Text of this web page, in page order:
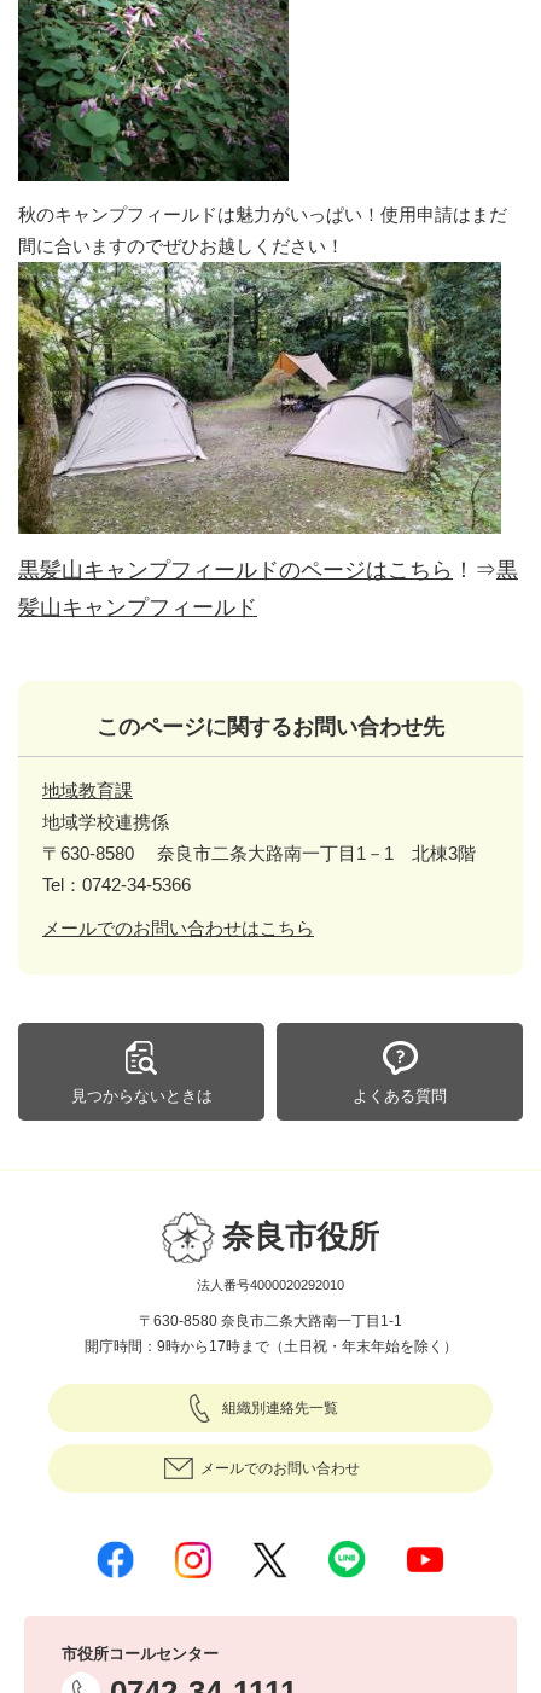
秋のキャンプフィールドは魅力がいっぱい！使用申請はまだ
間に合いますのでぜひお越しください！
黒髪山キャンプフィールドのページはこちら ！⇒黒
髪山キャンプフィールド
このページに関するお問い合わせ先
地域教育課
地域学校連携係
〒630-8580
奈良市二条大路南一丁目1－1 北棟3階
Tel：0742-34-5366
メールでのお問い合わせはこちら
見つからないときは よくある質問
奈良市役所
法人番号4000020292010
〒630-8580 奈良市二条大路南一丁目1-1
開庁時間：9時から17時まで（土日祝・年末年始を除く）
組織別連絡先一覧
メールでのお問い合わせ
市役所コールセンター